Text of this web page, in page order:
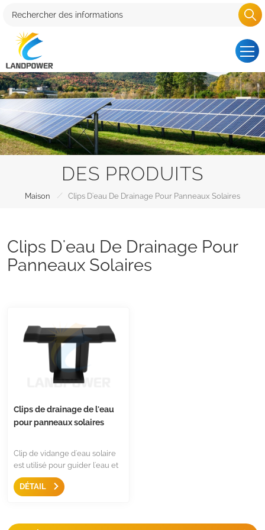
DES PRODUITS
Maison / Clips D'eau De Drainage Pour Panneaux Solaires
Clips D'eau De Drainage Pour
Panneaux Solaires
Clips de drainage de l'eau
pour panneaux solaires
Clip de vidange d'eau solaire
est utilisé pour guider l'eau et
d'autres objets sales s'écouler
du panneau afin d'éviter la
panneau solaire. Ainsi, en
DÉTAIL